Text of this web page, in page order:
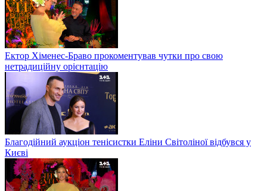
Ектор Хіменес-Браво прокоментував чутки про свою
нетрадиційну орієнтацію
Благодійний аукціон тенісистки Еліни Світоліної відбувся у
Києві